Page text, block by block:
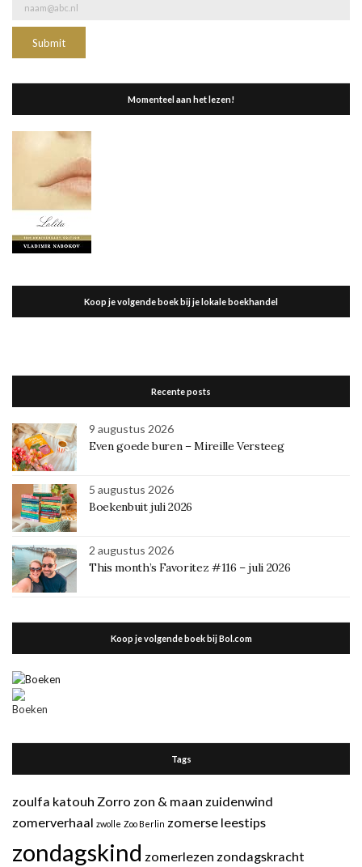
Momenteel aan het lezen!
Koop je volgende boek bij je lokale boekhandel
Recente posts
9 augustus 2026
Even goede buren – Mireille Versteeg
5 augustus 2026
Boekenbuit juli 2026
2 augustus 2026
This month’s Favoritez #116 – juli 2026
Koop je volgende boek bij Bol.com
Tags
zoulfa katouh Zorro zon & maan zuidenwind
zomerverhaal zwolle Zoo Berlin zomerse leestips
zondagskind zomerlezen zondagskracht